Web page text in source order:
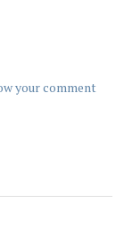
your comment